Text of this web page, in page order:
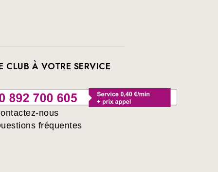
CLUB À VOTRE SERVICE
nous
fréquentes